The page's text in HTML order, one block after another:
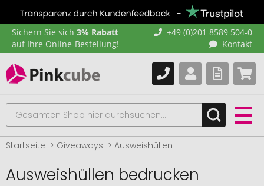
Sichern Sie sich 3% Rabatt
auf Ihre Online-Bestellung!
+49 (0)201 8589 504-0
Kontakt
Startseite Giveaways Ausweishüllen
Ausweishüllen bedrucken